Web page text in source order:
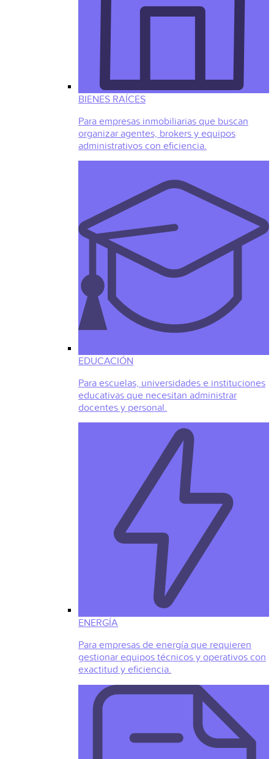
BIENES RAÍCES
Para empresas inmobiliarias que buscan
organizar agentes, brokers y equipos
administrativos con eficiencia.
EDUCACIÓN
Para escuelas, universidades e instituciones
educativas que necesitan administrar
docentes y personal.
ENERGÍA
Para empresas de energía que requieren
gestionar equipos técnicos y operativos con
exactitud y eficiencia.